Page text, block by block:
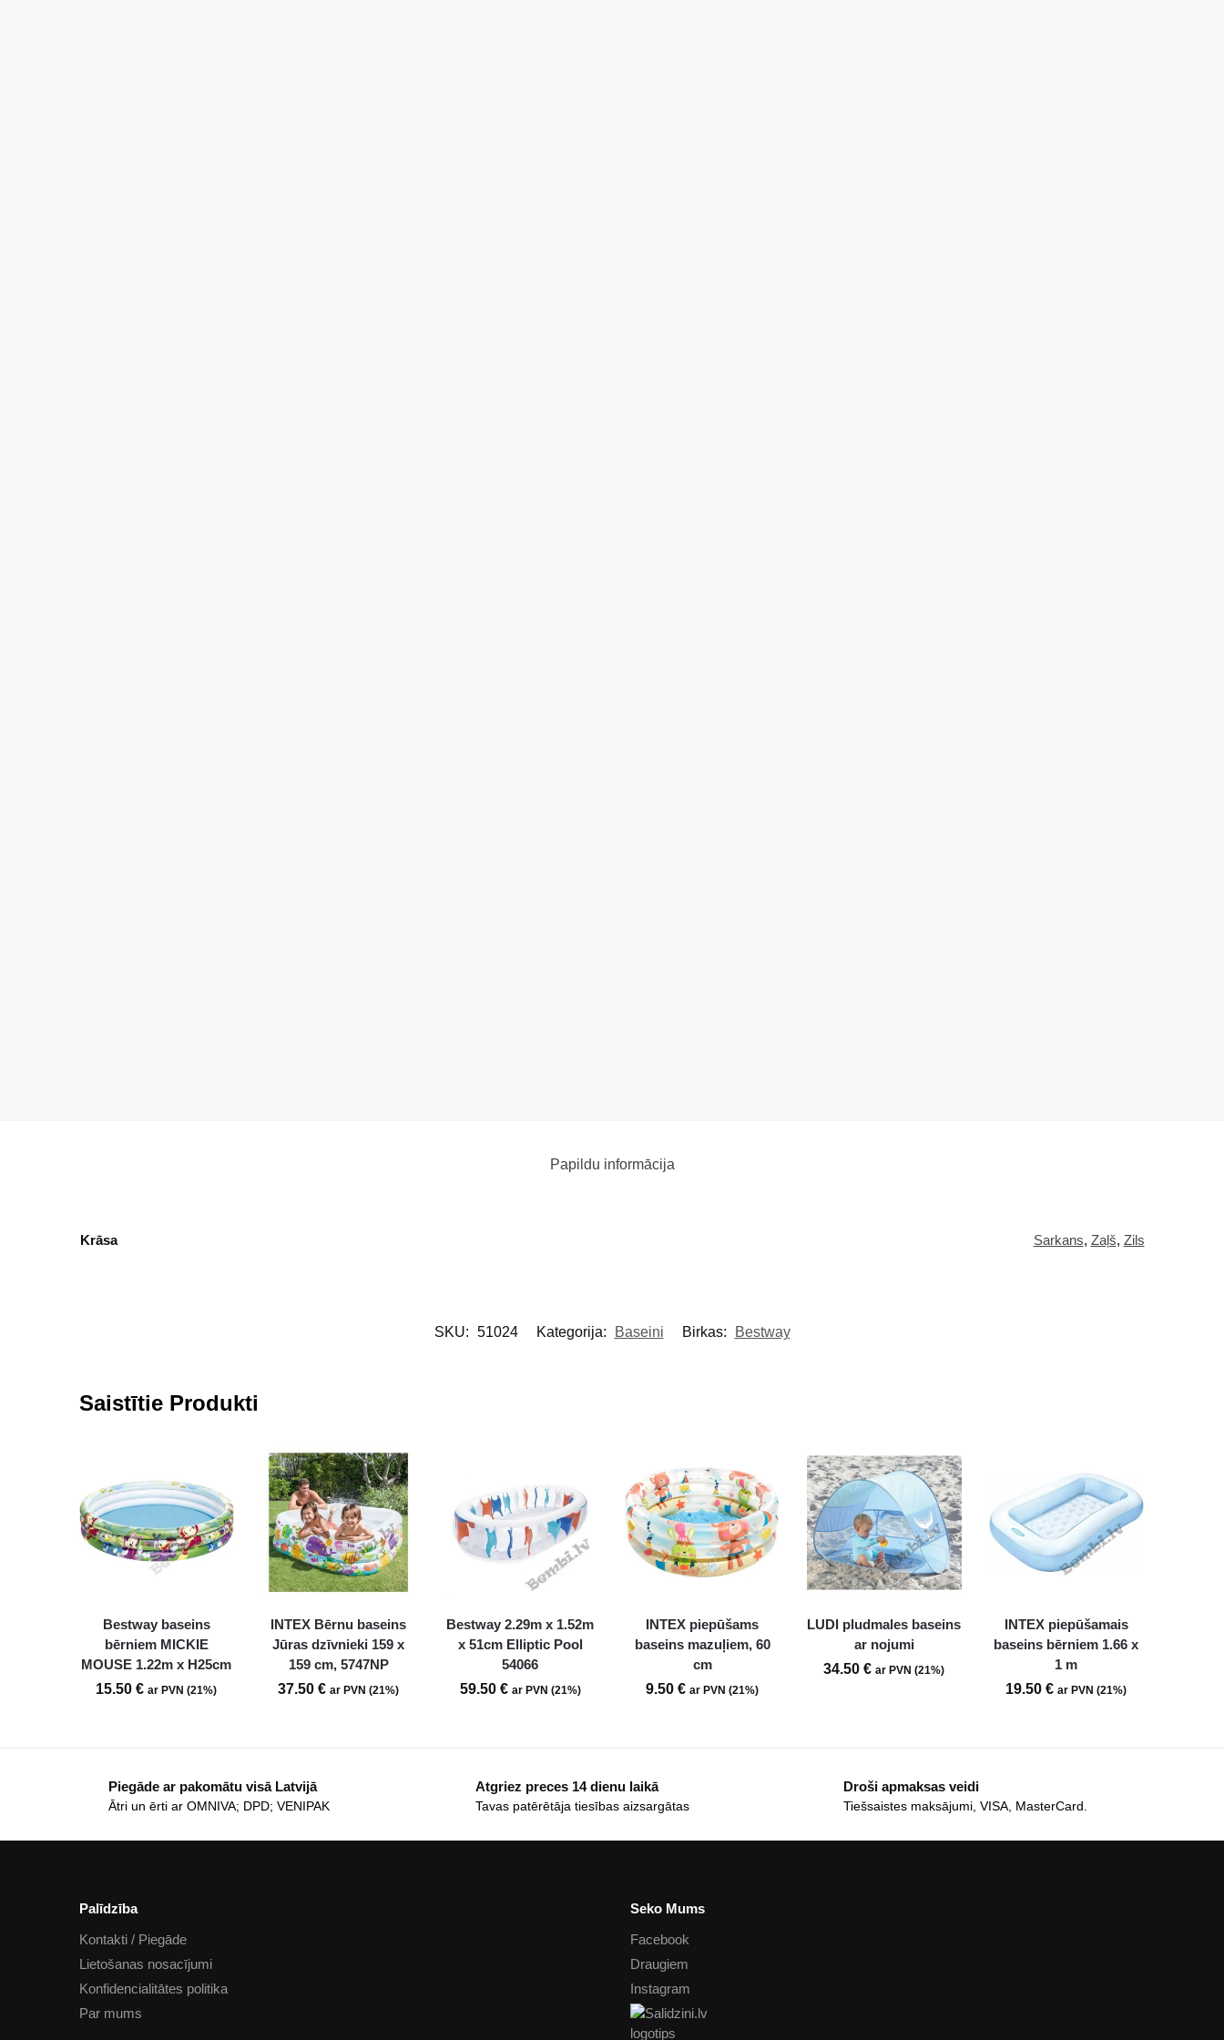
Papildu informācija
Krāsa Sarkans, Zaļš, Zils
SKU: 51024 Kategorija: Baseini Birkas: Bestway
Saistītie Produkti
Bestway baseins
bērniem MICKIE
MOUSE 1.22m x H25cm
15.50€ ar PVN (21%)
INTEX Bērnu baseins
Jūras dzīvnieki 159 x
159 cm, 5747NP
37.50€ ar PVN (21%)
Bestway 2.29m x 1.52m
x 51cm Elliptic Pool
54066
59.50 € ar PVN (21%)
INTEX piepūšams
baseins mazuļiem, 60
cm
9.50€ ar PVN (21%)
LUDI pludmales baseins
ar nojumi
34.50€ ar PVN (21%)
INTEX piepūšamais
baseins bērniem 1.66 x
1 m
19.50€ ar PVN (21%)
Piegāde ar pakomātu visā Latvijā
Ātri un ērti ar OMNIVA; DPD; VENIPAK
Atgriez preces 14 dienu laikā
Tavas patērētāja tiesības aizsargātas
Droši apmaksas veidi
Tiešsaistes maksājumi, VISA, MasterCard.
Palīdzība
Kontakti / Piegāde
Lietošanas nosacījumi
Konfidencialitātes politika
Par mums
Seko Mums
Facebook
Draugiem
Instagram